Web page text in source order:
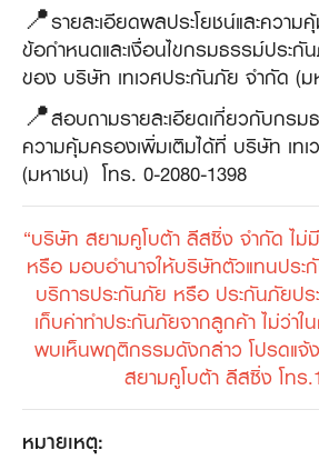
📍รายละเอียดผลประโยชน์และความ
ข้อกำหนดและเงื่อนไขกรมธรรม์ประ
ของ บริษัท เทเวศประกันภัย จำกัด (ม
📍สอบถามรายละเอียดเกี่ยวกับกรม
ความคุ้มครองเพิ่มเติมได้ที่ บริษัท เท
(มหาชน) โทร. 0-2080-1398
“บริษัท สยามคูโบต้า ลีสซิ่ง จำกัด ไ
หรือ มอบอำนาจให้บริษัทตัวแทนประ
บริการประกันภัย หรือ ประกันภัยปร
เก็บค่าทำประกันภัยจากลูกค้า ไม่ว่า
พบเห็นพฤติกรรมดังกล่าว โปรดแ
สยามคูโบต้า ลีสซิ่ง โทร
หมายเหตุ: